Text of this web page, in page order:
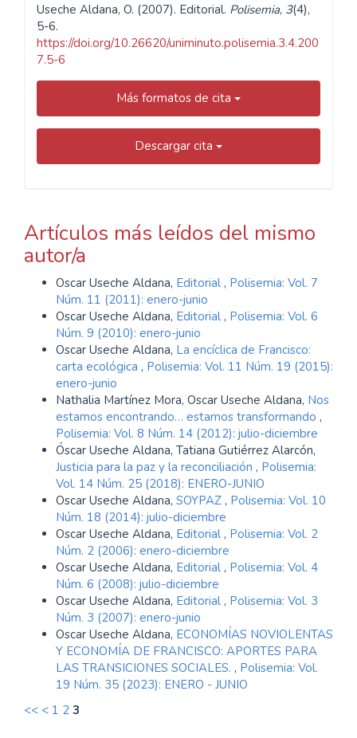
Useche Aldana, O. (2007). Editorial. Polisemia, 3(4),
5-6.
https://doi.org/10.26620/uniminuto.polisemia.3.4.200
7.5-6
Más formatos de cita
Descargar cita
Artículos más leídos del mismo
autor/a
Oscar Useche Aldana, Editorial , Polisemia: Vol. 7
Núm. 11 (2011): enero-junio
Oscar Useche Aldana, Editorial , Polisemia: Vol. 6
Núm. 9 (2010): enero-junio
Oscar Useche Aldana, La encíclica de Francisco:
carta ecológica , Polisemia: Vol. 11 Núm. 19 (2015):
enero-junio
Nathalia Martínez Mora, Oscar Useche Aldana, Nos
estamos encontrando… estamos transformando ,
Polisemia: Vol. 8 Núm. 14 (2012): julio-diciembre
Óscar Useche Aldana, Tatiana Gutiérrez Alarcón,
Justicia para la paz y la reconciliación , Polisemia:
Vol. 14 Núm. 25 (2018): ENERO-JUNIO
Oscar Useche Aldana, SOYPAZ , Polisemia: Vol. 10
Núm. 18 (2014): julio-diciembre
Oscar Useche Aldana, Editorial , Polisemia: Vol. 2
Núm. 2 (2006): enero-diciembre
Oscar Useche Aldana, Editorial , Polisemia: Vol. 4
Núm. 6 (2008): julio-diciembre
Oscar Useche Aldana, Editorial , Polisemia: Vol. 3
Núm. 3 (2007): enero-junio
Oscar Useche Aldana, ECONOMÍAS NOVIOLENTAS
Y ECONOMÍA DE FRANCISCO: APORTES PARA
LAS TRANSICIONES SOCIALES. , Polisemia: Vol.
19 Núm. 35 (2023): ENERO - JUNIO
<< < 1 2 3